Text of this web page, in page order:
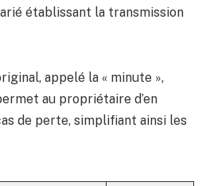
établissant la transmission
appelé la « minute »,
au propriétaire d’en
de perte, simplifiant ainsi les